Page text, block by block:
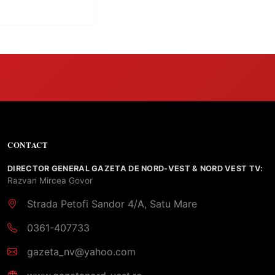
CONTACT
DIRECTOR GENERAL GAZETA DE NORD-VEST & NORD VEST TV:
Razvan Mircea Govor
Strada Petofi Sandor 4/A, Satu Mare
0361-407733
gazeta_nv@yahoo.com